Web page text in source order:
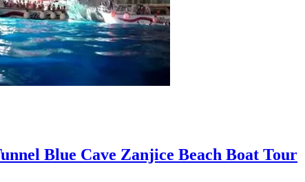
Blue Cave Zanjice Beach Boat Tour